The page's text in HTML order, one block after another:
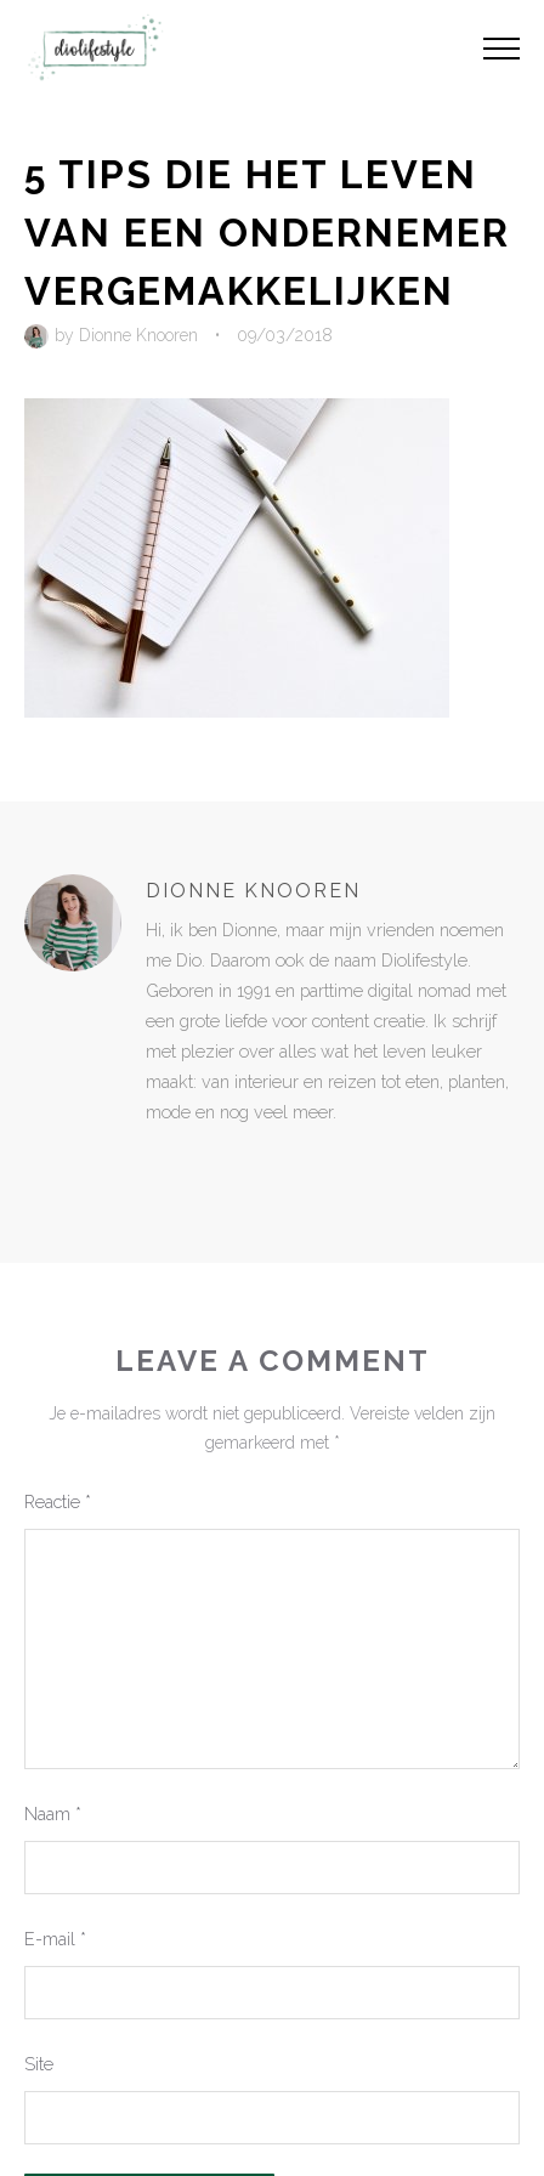
5 TIPS DIE HET LEVEN
VAN EEN ONDERNEMER
VERGEMAKKELIJKEN
by Dionne Knooren • 09/03/2018
DIONNE KNOOREN
Hi, ik ben Dionne, maar mijn vrienden noemen
me Dio. Daarom ook de naam Diolifestyle.
Geboren in 1991 en parttime digital nomad met
een grote liefde voor content creatie. Ik schrijf
met plezier over alles wat het leven leuker
maakt: van interieur en reizen tot eten, planten,
mode en nog veel meer.
LEAVE A COMMENT
Je e-mailadres wordt niet gepubliceerd. Vereiste velden zijn
gemarkeerd met *
Reactie *
Naam *
E-mail *
Site